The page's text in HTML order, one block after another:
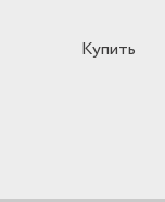
Купить